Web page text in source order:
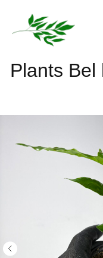
Plants Bel house